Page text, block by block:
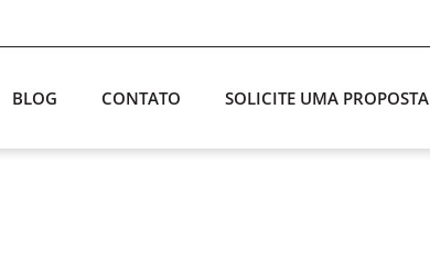
BLOG CONTATO SOLICITE UMA PROPOSTA